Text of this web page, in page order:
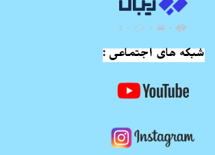
شبکه های اجتماعی :